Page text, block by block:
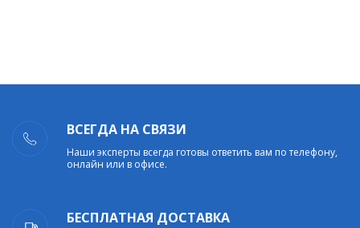
ВСЕГДА НА СВЯЗИ
Наши эксперты всегда готовы ответить вам по телефону,
онлайн или в офисе.
БЕСПЛАТНАЯ ДОСТАВКА